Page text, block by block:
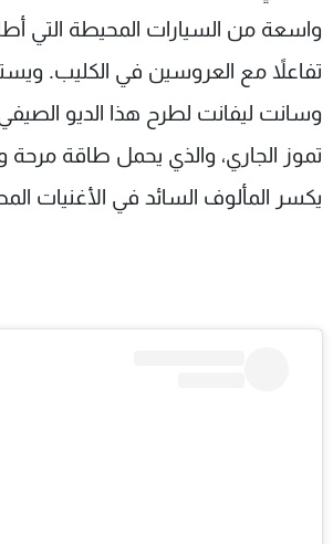
واسعة من السيارات المحيطة التي
تفاعلاً مع العروسين في الكليب.
تموز الجاري، والذي يحمل طاقة مرحة
يكسر المألوف السائد في الأغنيات